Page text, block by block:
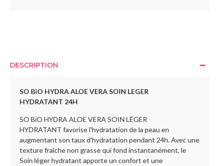
DESCRIPTION
SO BiO HYDRA ALOE VERA SOIN LEGER
HYDRATANT 24H
SO BiO HYDRA ALOE VERA SOIN LÉGER
HYDRATANT favorise l'hydratation de la peau en
augmentant son taux d'hydratation pendant 24h. Avec une
texture fraîche non grasse qui fond instantanément, le
Soin léger hydratant apporte un confort et une